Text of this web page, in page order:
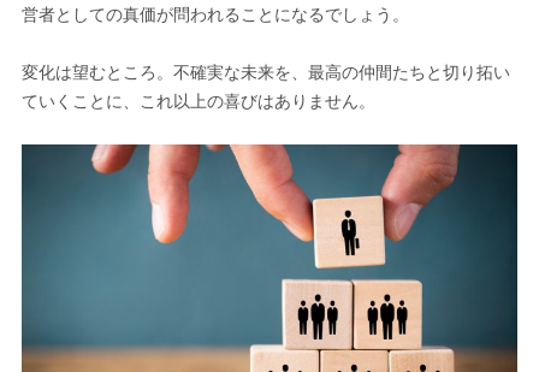
営者としての真価が問われることになるでしょう。
変化は望むところ。不確実な未来を、最高の仲間たちと切り拓い
ていくことに、これ以上の喜びはありません。